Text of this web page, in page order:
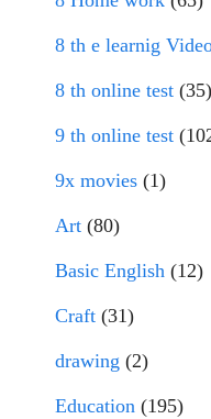
8 th e learnig
8 th online test (35)
9 th online test
9x movies (1)
Art (80)
Basic English (12)
Craft (31)
drawing (2)
Education (195)